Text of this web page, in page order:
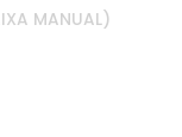
MANUAL)